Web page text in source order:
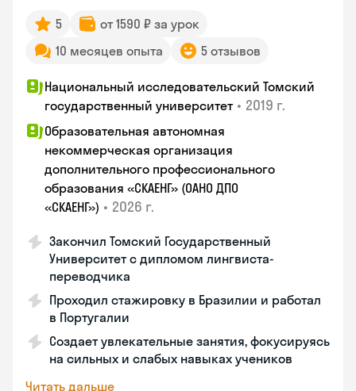
5
от 1590 ₽ за урок
10 месяцев опыта
5 отзывов
Национальный исследовательский Томский
государственный университет • 2019 г.
Образовательная автономная
некоммерческая организация
дополнительного профессионального
образования «СКАЕНГ» (ОАНО ДПО
«СКАЕНГ») • 2026 г.
Закончил Томский Государственный
Университет с дипломом лингвиста-
переводчика
Проходил стажировку в Бразилии и работал
в Португалии
Создает увлекательные занятия, фокусируясь
на сильных и слабых навыках учеников
Читать дальше